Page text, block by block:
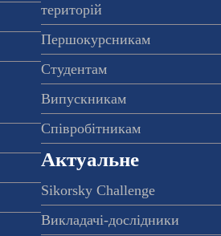
територій
Першокурсникам
Студентам
Випускникам
Співробітникам
Актуальне
Sikorsky Challenge
Викладачі-дослідники